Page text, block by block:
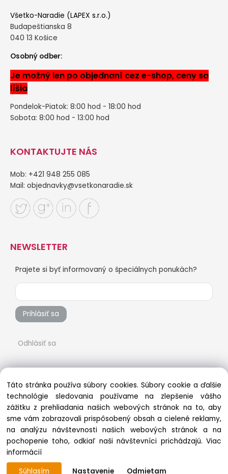
Všetko-Naradie (LAPEX s.r.o.)
Budapeštianska 8
040 13 Košice
Osobný odber:
Je možný len po objednaní cez e-shop, ceny sa
líšia
Pondelok-Piatok: 8:00 hod - 18:00 hod
Sobota: 8:00 hod - 13:00 hod
KONTAKTUJTE NÁS
Mob: +421 948 255 085
Mail: objednavky@vsetkonaradie.sk
NEWSLETTER
Prajete si byť informovaný o špeciálnych ponukách?
Prihlásiť sa
Odhlásiť sa
Copyright © 2022 vsetkonaradie.sk, All rights reserved
Táto stránka používa súbory cookies. Súbory cookie a ďalšie
technológie sledovania používame na zlepšenie vášho
zážitku z prehliadania našich webových stránok na to, aby
sme vám zobrazovali prispôsobený obsah a cielené reklamy,
na analýzu návštevnosti našich webových stránok a na
pochopenie toho, odkiaľ naši návštevníci prichádzajú.Viac
informácií
Súhlasím
Nastavenie Odmietam